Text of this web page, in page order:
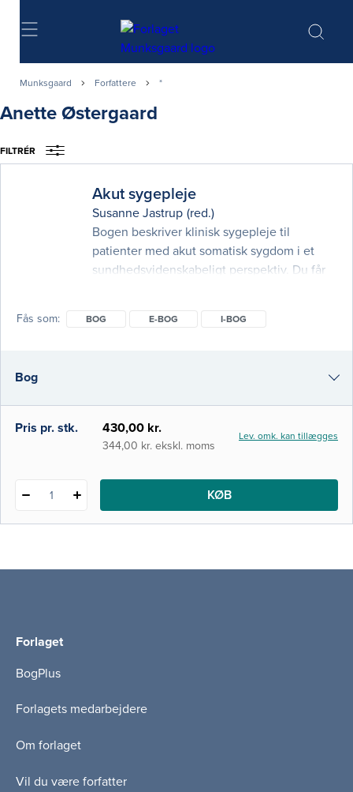
Søg
Munksgaard Forfattere *
Anette Østergaard
FILTRÉR
Akut sygepleje
Susanne Jastrup (red.)
Bogen beskriver klinisk sygepleje til
patienter med akut somatisk sygdom i et
sundhedsvidenskabeligt perspektiv. Du får
sygeplejefaglig observation, analyse og
sygeplejepraksis relateret til akut sygdom. I
denne 4. udgave er al
Fås som BOG E-BOG I-BOG
Bog
e-bog
Pris pr. stk. 430,00 kr.
344,00 kr. ekskl. moms
Lev. omk. kan tillægges
1 KØB
Forlaget
BogPlus
Forlagets medarbejdere
Om forlaget
Vil du være forfatter